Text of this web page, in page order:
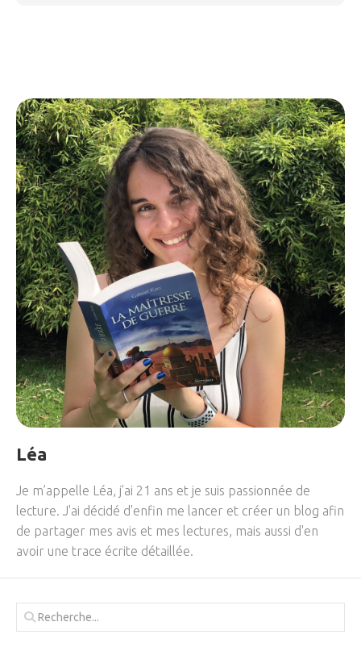
Léa
Je m’appelle Léa, j’ai 21 ans et je suis passionnée de
lecture. J'ai décidé d'enfin me lancer et créer un blog afin
de partager mes avis et mes lectures, mais aussi d'en
avoir une trace écrite détaillée.